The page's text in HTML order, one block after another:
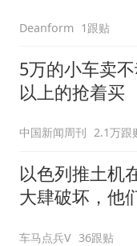
的巴勒斯坦人
Deanform 1跟贴
5万的小车卖
以上的抢着买
中国新闻周刊 2.1万跟
以色列推土机
大肆破坏，他
车马点兵V 36跟贴